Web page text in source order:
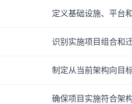
定义基础设施、平台
识别实施项目组合和
制定从当前架构向目
确保项目实施符合架